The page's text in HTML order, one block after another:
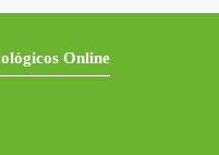
Online